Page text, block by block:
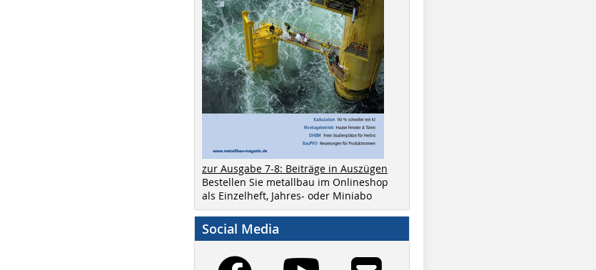
zur Ausgabe 7-8: Beiträge in Auszügen
Bestellen Sie metallbau im Onlineshop
als Einzelheft, Jahres- oder Miniabo
Social Media